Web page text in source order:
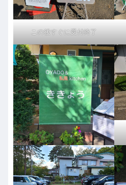
この後すぐに受付終了